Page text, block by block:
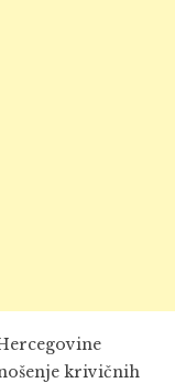
krivičnih